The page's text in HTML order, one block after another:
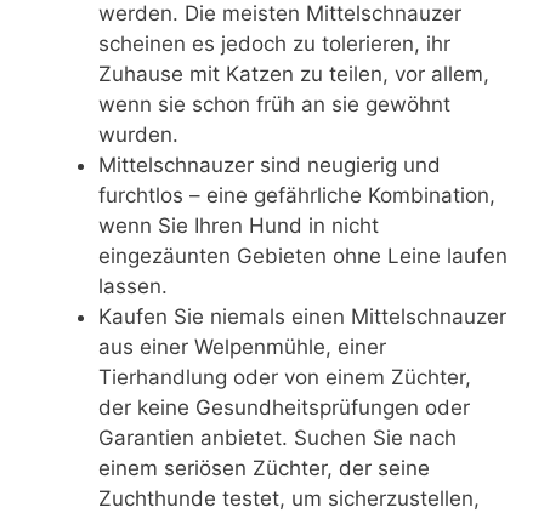
werden. Die meisten Mittelschnauzer
scheinen es jedoch zu tolerieren, ihr
Zuhause mit Katzen zu teilen, vor allem,
wenn sie schon früh an sie gewöhnt
wurden.
Mittelschnauzer sind neugierig und
furchtlos – eine gefährliche Kombination,
wenn Sie Ihren Hund in nicht
eingezäunten Gebieten ohne Leine laufen
lassen.
Kaufen Sie niemals einen Mittelschnauzer
aus einer Welpenmühle, einer
Tierhandlung oder von einem Züchter,
der keine Gesundheitsprüfungen oder
Garantien anbietet. Suchen Sie nach
einem seriösen Züchter, der seine
Zuchthunde testet, um sicherzustellen,